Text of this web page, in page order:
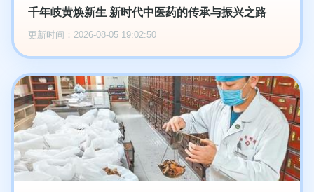
千年岐黄焕新生 新时代中医药的传承与振兴之路
更新时间：2026-08-05 19:02:50